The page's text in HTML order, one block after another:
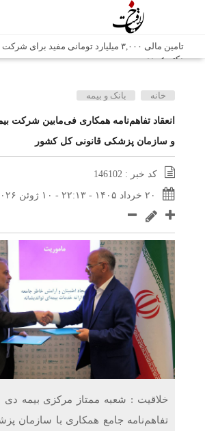
تامین مالی ۳,۰۰۰ میلیارد تومانی مفید برای
دکتر عبیدی
شش وزیر کابینه پاکستان با حضور در سفارت ایران
اتابک: ظرفیت های جدید همکاری‌های تجاری ایران و
محوریت بخش خصوصی فعال می‌شود
در مسیر جا‌مانده‌ها، دل‌ها به کربلا رسیده است
وزیر صمت خواستار پیگیری کانتینرهای ایرانی در
شد / تجارت ۱۰ میلیارد دلاری ایران و پاکستان
هدیه ویژه همراهی اربعین شرکت مخابرات ایران؛
ارتباط زائران را آسان‌تر می‌کند
زائران اربعین با کد ملی، خط تلفن ثابت رایگان با
دریافت می‌کنند
غرفه‌های «نگارا» در مرزهای اربعین آماده
زائران هستند
خانه بانک و بیمه
انعقاد تفاهم‌نامه همکاری فی‌مابین شرکت
و سازمان پزشکی قانونی کل کشور
کد خبر : 146102
۲۰ خرداد ۱۴۰۵ - ۲۲:۱۳ - ۱۰ ژوئن ۲۰۲۶ - ۲۲:۱۳
خلاقیت : شعبه ممتاز مرکزی بیمه دی
تفاهم‌نامه جامع همکاری با سازمان